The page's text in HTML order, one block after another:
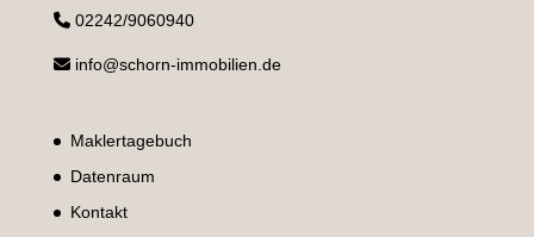
02242/9060940
info@schorn-immobilien.de
Maklertagebuch
Datenraum
Kontakt